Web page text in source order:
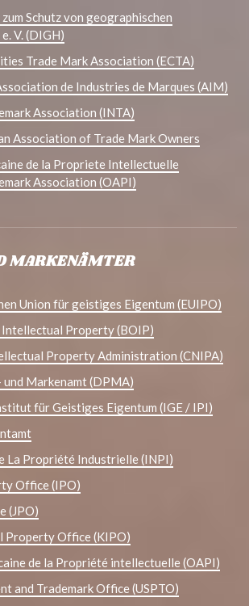
Schutz von geographischen
V. (DIGH)
Trade Mark Association (ECTA)
de Industries de Marques (AIM)
Association (INTA)
Association of Trade Mark Owners
de la Propriete Intellectuelle
Association (OAPI)
MARKENÄMTER
Union für geistiges Eigentum (EUIPO)
Property (BOIP)
Property Administration (CNIPA)
Markenamt (DPMA)
für Geistiges Eigentum (IGE / IPI)
La Propriété Industrielle (INPI)
Office (IPO)
(JPO)
Property Office (KIPO)
de la Propriété intellectuelle (OAPI)
and Trademark Office (USPTO)